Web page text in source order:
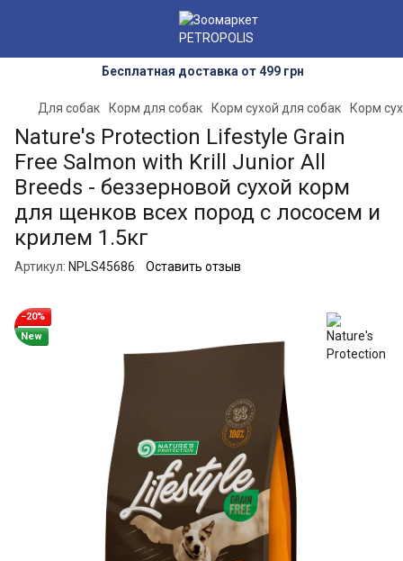
Бесплатная доставка от 499 грн
Для собак Корм для собак Корм сухой для собак Корм
Nature's Protection Lifestyle Grain
Free Salmon with Krill Junior All
Breeds - беззерновой сухой корм
для щенков всех пород с лососем и
крилем 1.5кг
Артикул: NPLS45686 Оставить отзыв
−20%
New